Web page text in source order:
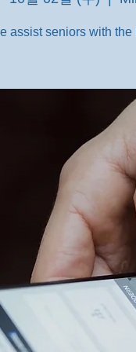
assist seniors with